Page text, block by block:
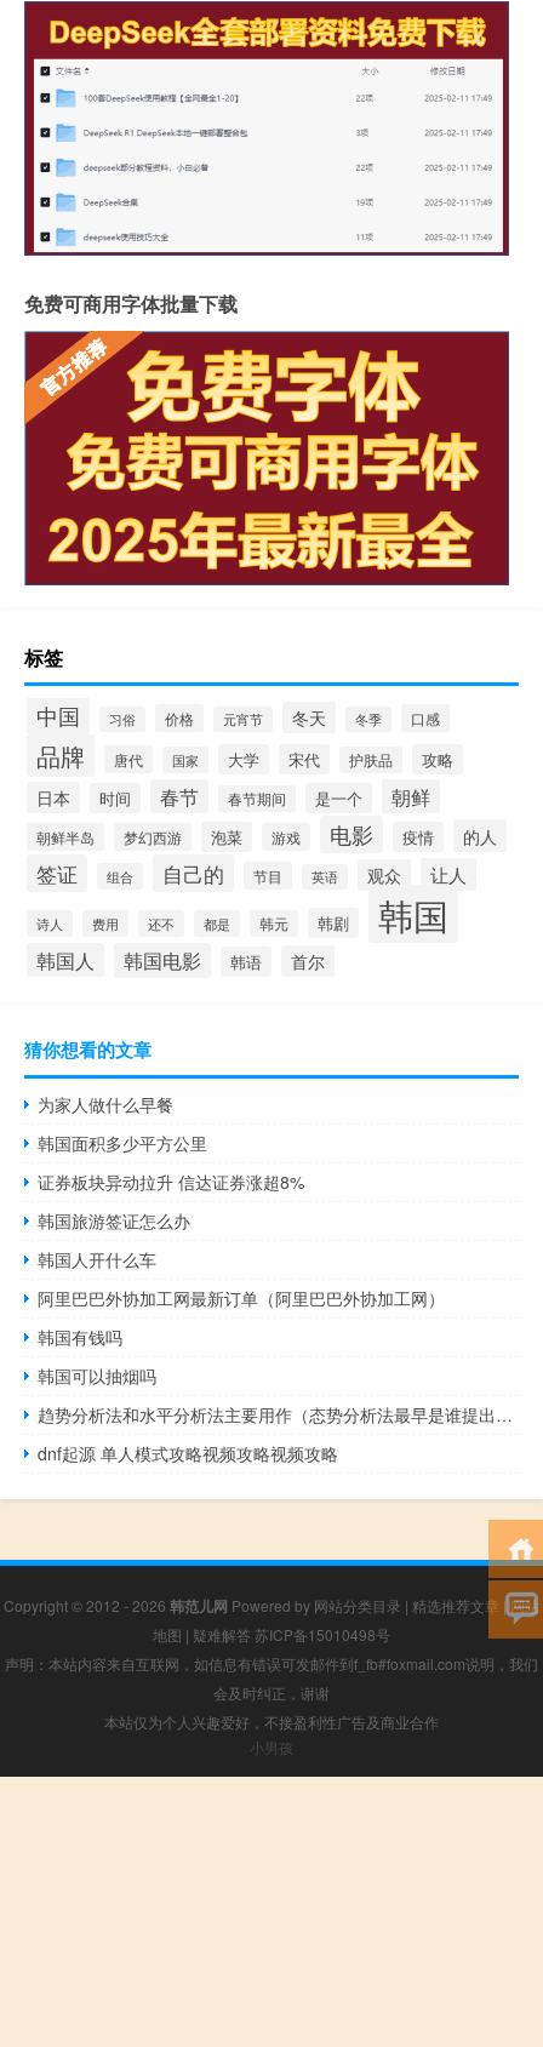
免费可商用字体批量下载
标签
中国 习俗 价格 元宵节 冬天 冬季 口感
品牌 唐代 国家 大学 宋代 护肤品 攻略
日本 时间 春节 春节期间 是一个 朝鲜
朝鲜半岛 梦幻西游 泡菜 游戏 电影 疫情 的人
签证 组合 自己的 节目 英语 观众 让人
诗人 费用 还不 都是 韩元 韩剧 韩国
韩国人 韩国电影 韩语 首尔
猜你想看的文章
为家人做什么早餐
韩国面积多少平方公里
证券板块异动拉升 信达证券涨超8%
韩国旅游签证怎么办
韩国人开什么车
阿里巴巴外协加工网最新订单（阿里巴巴外协加工网）
韩国有钱吗
韩国可以抽烟吗
趋势分析法和水平分析法主要用作（态势分析法最早是谁提出的）
dnf起源 单人模式攻略视频攻略视频攻略
Copyright © 2012 - 2026 韩范儿网 Powered by 网站分类目录 | 精选推荐文章 | 网站
地图 | 疑难解答 苏ICP备15010498号
声明：本站内容来自互联网，如信息有错误可发邮件到f_fb#foxmail.com说明，我们
会及时纠正，谢谢
本站仅为个人兴趣爱好，不接盈利性广告及商业合作
小男孩